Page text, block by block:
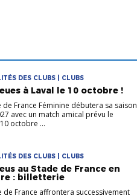
DES CLUBS | CLUBS
à Laval le 10 octobre !
de France Féminine débutera sa saison
avec un match amical prévu le
octobre ...
DES CLUBS | CLUBS
au Stade de France en
: billetterie
de France affrontera successivement